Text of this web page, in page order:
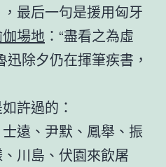
最后一句是援用匈牙
場地 ：“盡看之為虛
除夕仍在揮筆疾書，
許過的：
遠、尹默、鳳舉、振
川島、伏園來飲屠